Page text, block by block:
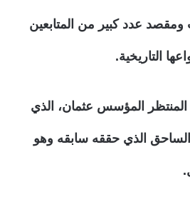
عدد كبير من المتابعين
التاريخية.
المؤسس عثمان، الذي
الذي حققه سابقه وهو